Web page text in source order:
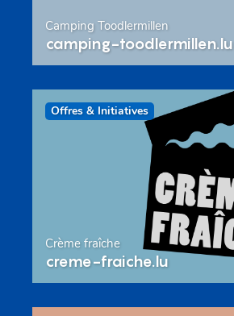
Camping Toodlermillen
camping-toodlermillen.lu
Offres & Initiatives
Crème fraîche
creme-fraiche.lu